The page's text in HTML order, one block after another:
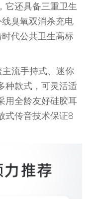
它还具备三重卫生
臭氧双消杀充电
代公共卫生高标
流手持式、迷你
种款式，可灵活适
用全龄友好硅胶耳
式传音技术保证8